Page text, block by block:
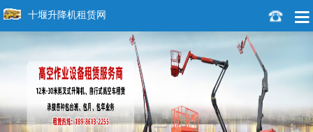
十堰升降机租赁网